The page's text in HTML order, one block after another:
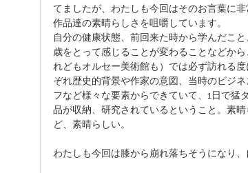
てましたが、わたしも今回はそのお言葉に
作品達の素晴らしさを咀嚼しています。
自分の健康状態、前回来た時から学んだこ
歳をとって感じることが変わることなどか
れどもオルセー美術館も）では必ず訪れる
ぞれ歴史的背景や作家の意図、当時のビジ
フなど様々な要素からできていて、1日で猛
品が収納、研究されているということ。素
ど、素晴らしい。
わたしも今回は膝から崩れ落ちそうになり